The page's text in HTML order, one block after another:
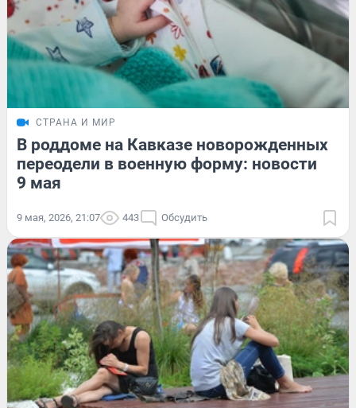
СТРАНА И МИР
В роддоме на Кавказе новорожденных
переодели в военную форму: новости
9 мая
9 мая, 2026, 21:07 443 Обсудить